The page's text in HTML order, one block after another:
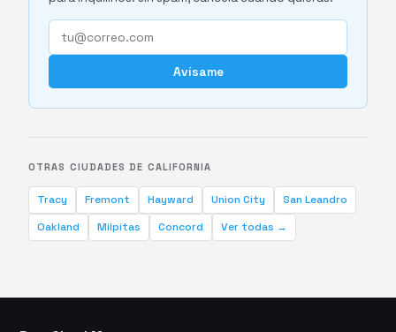
Avísame
OTRAS CIUDADES DE CALIFORNIA
Tracy Fremont Hayward Union City
San Leandro
Oakland
Milpitas Concord Ver todas →